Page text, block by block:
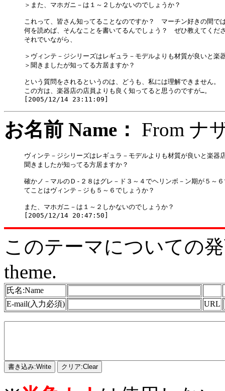
＞また、マホガニ－は１～２しかないのでしょうか？
これって、皆さん知ってることなのですか？　マーチン好きの間で
何を読めば、そんなことを書いてるんでしょう？　ぜひ教えてくだ
それでいながら、
＞ヴィンテ－ジシリーズはレギュラ－モデルよりも材質が良いと楽
＞聞きましたが知ってる方居ますか？
という質問をされるというのは、どうも、私には理解できません。
この方は、楽器店の店員よりも良く知ってると思うのですが…。
お名前 Name： From
ヴィンテ－ジシリーズはレギュラ－モデルよりも材質が良いと楽器
聞きましたが知ってる方居ますか？
確かノ－マルのＤ-２８はグレ－ド３～４でヘリンボ－ン期が５～
てことはヴィンテ－ジも５～６でしょうか？
また、マホガニ－は１～２しかないのでしょうか？
このテーマについての
theme.
氏名:Name
E-mail(入力必須)
URL